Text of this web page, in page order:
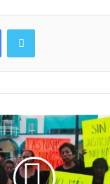
FacebookTwitter